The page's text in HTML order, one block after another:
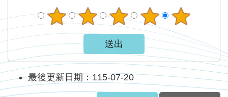
最後更新日期：115-07-20